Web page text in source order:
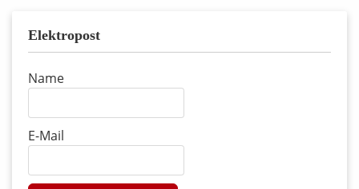
Elektropost
Name
E-Mail